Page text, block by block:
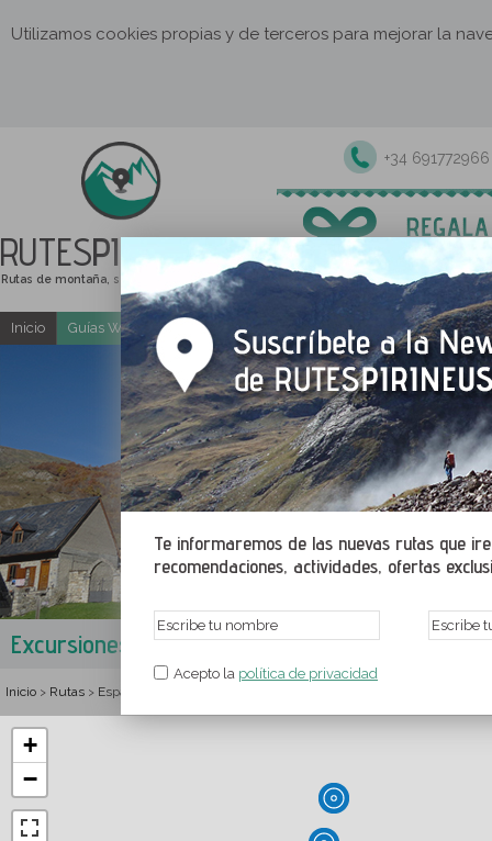
Utilizamos cookies propias y de terceros para mejorar la
RUTESPIRINEUS
Rutas de montaña, senderismo y excursiones
+34 691772966
Te informaremos de las nuevas rutas que
recomendaciones, actividades, ofertas
Acepto la política de privacidad
Inicio Guías Web y PDF gratuitas Excursiones y actividades
Excursiones en Salardú
Inicio > Rutas > España
+
−